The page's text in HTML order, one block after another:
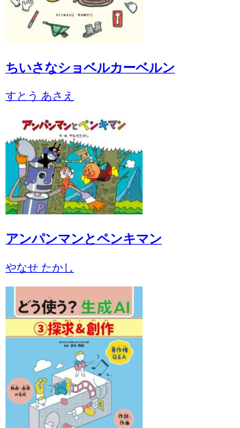
ちいさなショベルカーベルン
すとう あさえ
アンパンマンとペンキマン
やなせ たかし